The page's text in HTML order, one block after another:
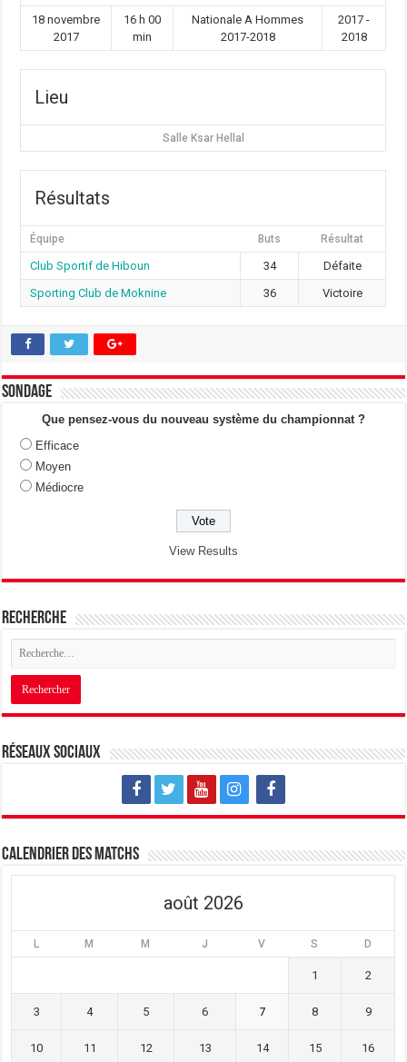
18 novembre
2017
16 h 00
min
Nationale A Hommes
2017-2018
2017 -
2018
Lieu
Salle Ksar Hellal
Résultats
Équipe Buts Résultat
Club Sportif de Hiboun 34
Défaite
Sporting Club de Moknine
36 Victoire
Sondage
Que pensez-vous du nouveau système du championnat ?
Efficace
Moyen
Médiocre
View Results
Recherche
Réseaux sociaux
Calendrier des matchs
août 2026
L M M J V S D
1 2
3 4 5 6 7 8 9
10 11 12 13 14 15 16